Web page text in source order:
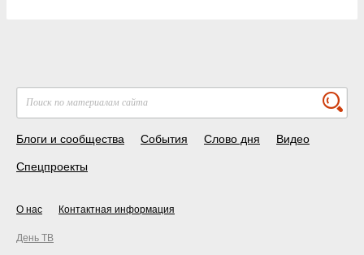
Блоги и сообщества События Слово дня Видео
Спецпроекты
О нас Контактная информация
День ТВ